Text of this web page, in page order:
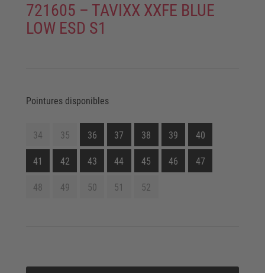
721605 – TAVIXX XXFE BLUE
LOW ESD S1
Pointures disponibles
34 35 36 37 38 39 40
41 42 43 44 45 46 47
48 49 50 51 52